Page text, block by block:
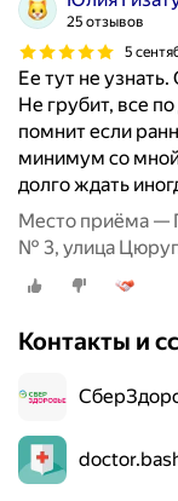
25 отзывов
5
Ее тут не
Не грубит, все
помнит если
минимум со мной
долго ждать
Место приёма —
№ 3, улица
Контакты и